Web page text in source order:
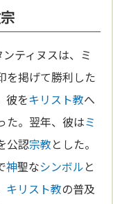
ティヌスは、ミ
を掲げて勝利した
彼をキリスト教へ
た。翌年、彼はミ
公認宗教とした。
神聖なシンボルと
キリスト教の普及